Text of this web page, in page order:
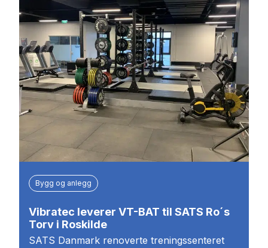
Bygg og anlegg
Vibratec leverer VT-BAT til SATS Ro´s
Torv i Roskilde
SATS Danmark renoverte treningssenteret